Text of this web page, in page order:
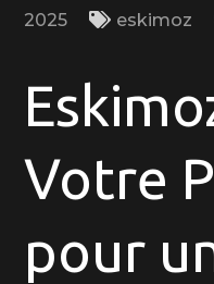
2025
eskimoz
Votre
pour